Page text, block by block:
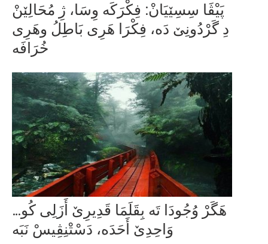
پَیْڤَا سِسِێیَانْ: فِکْرَکَە وِسَا، ژِ مُحَالِێنْ
دِ گَرْدُونِێ دَە، فِکْرَا هَرِی بَاطِلُ وهَرِی
خُرَافَە
…هَگَرْ وُجُودَا تَە بِقَلَمَا قَدِیرِێ أَزَلِی کُو
وَاحِدِێ أَحَدَە، دَسْتْنِڤِیسْ نَبَە